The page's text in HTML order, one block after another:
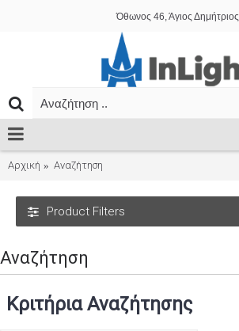
Όθωνος 46, Άγιος Δημήτριος
Αρχική Αναζήτηση
Product Filters
Αναζήτηση
Κριτήρια Αναζήτησης